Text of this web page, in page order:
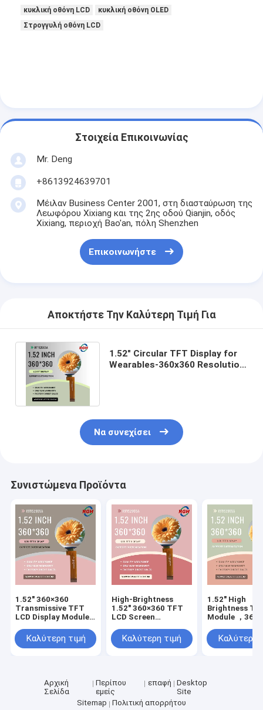
Εικονική οθόνη TFT LCD
Εικονική οθόνη LCD TFT με αντίσταση
Βιομηχανικό όργανο ελέγχου LCD
Μικρή οθόνη Tft
η επίδειξη
κυκλική οθόνη LCD
κυκλική οθόνη OLED
Στρογγυλή οθόνη LCD
Στοιχεία Επικοινωνίας
Mr. Deng
+8613924639701
Μέιλαν Business Center 2001, στη διασταύρωση της
Λεωφόρου Xixiang και της 2ης οδού Qianjin, οδός
Xixiang, περιοχή Bao'an, πόλη Shenzhen
Επικοινωνήστε
Αποκτήστε Την Καλύτερη Τιμή Για
1.52" Circular TFT Display for
Wearables-360x360 Resolution
Να συνεχίσει
Συνιστώμενα Προϊόντα
1.52" 360×360
Transmissive TFT
LCD Display Module
, 580 Cd/M²
Καλύτερη τιμή
High-Brightness
1.52" 360×360 TFT
LCD Screen
GlassΚαλύτερη τιμή
1.52" High
Brightness
Module ，
Contrast , All-
Viewing
Καλύτερη
Αρχική
Σελίδα
Περίπου
εμείς
επαφή
Desktop
Site
Sitemap
Πολιτική απορρήτου